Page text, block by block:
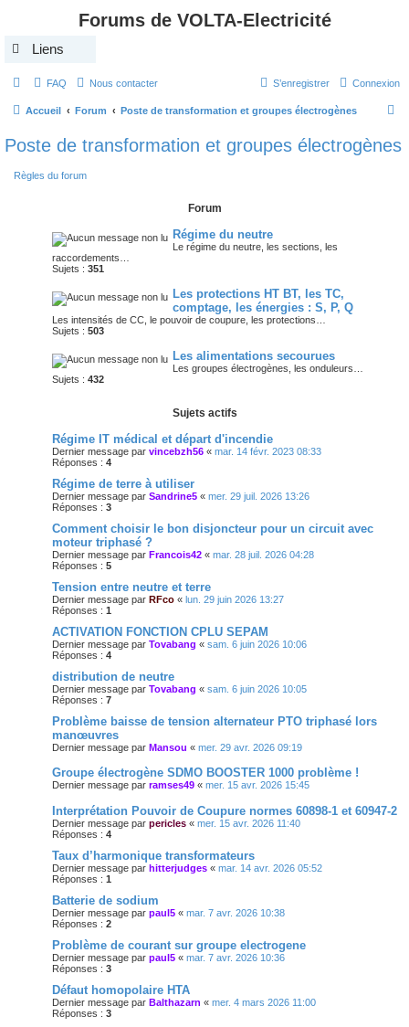
Forums de VOLTA-Electricité
Liens
FAQ Nous contacter Connexion
S’enregistrer
Accueil Forum Poste de transformation et groupes électrogènes
c
Poste de transformation et groupes électrogènes
Règles du forum
Forum
Régime du neutre
Le régime du neutre, les sections, les
raccordements…
Sujets : 351
Les protections HT BT, les TC,
comptage, les énergies : S, P, Q
Les intensités de CC, le pouvoir de coupure, les protections…
Sujets : 503
Les alimentations secourues
Les groupes électrogènes, les onduleurs…
Sujets : 432
Sujets actifs
Régime IT médical et départ d'incendie
Dernier message par vincebzh56 « mar. 14 févr. 2023 08:33
Réponses : 4
Régime de terre à utiliser
Dernier message par Sandrine5 « mer. 29 juil. 2026 13:26
Réponses : 3
Comment choisir le bon disjoncteur pour un circuit avec
moteur triphasé ?
Dernier message par Francois42 « mar. 28 juil. 2026 04:28
Réponses : 5
Tension entre neutre et terre
Dernier message par RFco « lun. 29 juin 2026 13:27
Réponses : 1
ACTIVATION FONCTION CPLU SEPAM
Dernier message par Tovabang « sam. 6 juin 2026 10:06
Réponses : 4
distribution de neutre
Dernier message par Tovabang « sam. 6 juin 2026 10:05
Réponses : 7
Problème baisse de tension alternateur PTO triphasé lors
manœuvres
Dernier message par Mansou « mer. 29 avr. 2026 09:19
Groupe électrogène SDMO BOOSTER 1000 problème !
Dernier message par ramses49 « mer. 15 avr. 2026 15:45
Interprétation Pouvoir de Coupure normes 60898-1 et 60947-2
Dernier message par pericles « mer. 15 avr. 2026 11:40
Réponses : 4
Taux d’harmonique transformateurs
Dernier message par hitterjudges « mar. 14 avr. 2026 05:52
Réponses : 1
Batterie de sodium
Dernier message par paul5 « mar. 7 avr. 2026 10:38
Réponses : 2
Problème de courant sur groupe electrogene
Dernier message par paul5 « mar. 7 avr. 2026 10:36
Réponses : 3
Défaut homopolaire HTA
Dernier message par Balthazarn « mer. 4 mars 2026 11:00
Réponses : 3